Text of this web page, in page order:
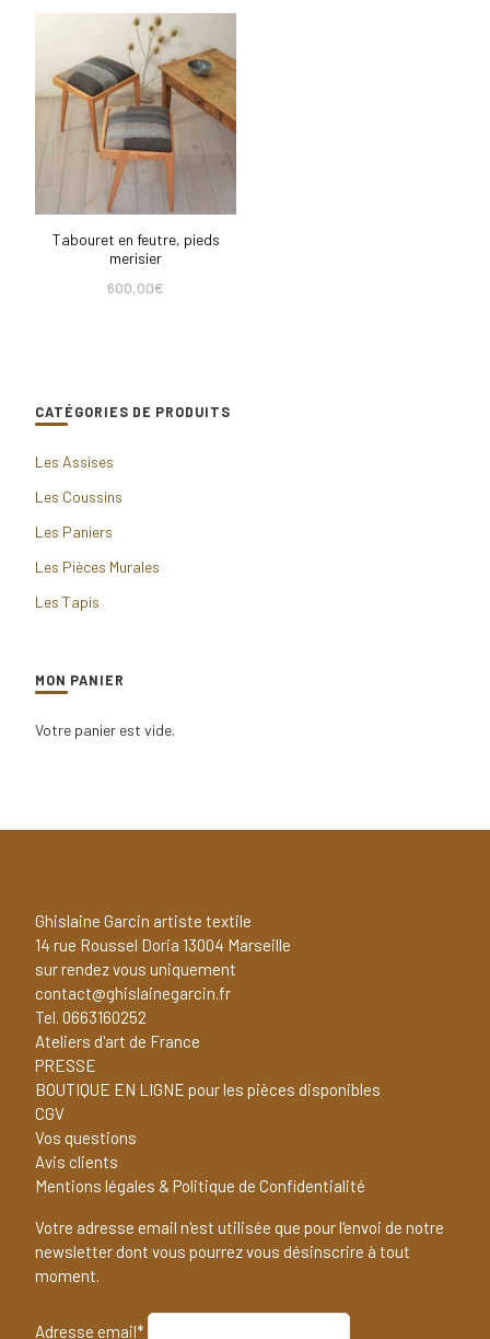
Tabouret en feutre, pieds
merisier
600,00€
CATÉGORIES DE PRODUITS
Les Assises
Les Coussins
Les Paniers
Les Pièces Murales
Les Tapis
MON PANIER
Votre panier est vide.
Ghislaine Garcin artiste textile
14 rue Roussel Doria 13004 Marseille
sur rendez vous uniquement
contact@ghislainegarcin.fr
Tel. 0663160252
Ateliers d'art de France
PRESSE
BOUTIQUE EN LIGNE pour les pièces disponibles
CGV
Vos questions
Avis clients
Mentions légales & Politique de Confidentialité
Votre adresse email n'est utilisée que pour l'envoi de notre
newsletter dont vous pourrez vous désinscrire à tout
moment.
Adresse email*